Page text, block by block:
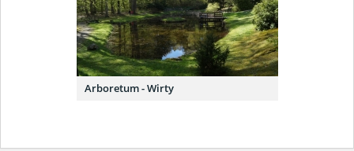
Arboretum - Wirty